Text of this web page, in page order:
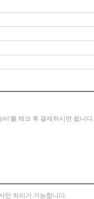
'를 체크 후 결제하시면 됩니다.
만 처리가 가능합니다.